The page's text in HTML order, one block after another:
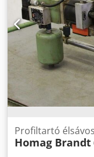
Profiltartó
Homag Brandt